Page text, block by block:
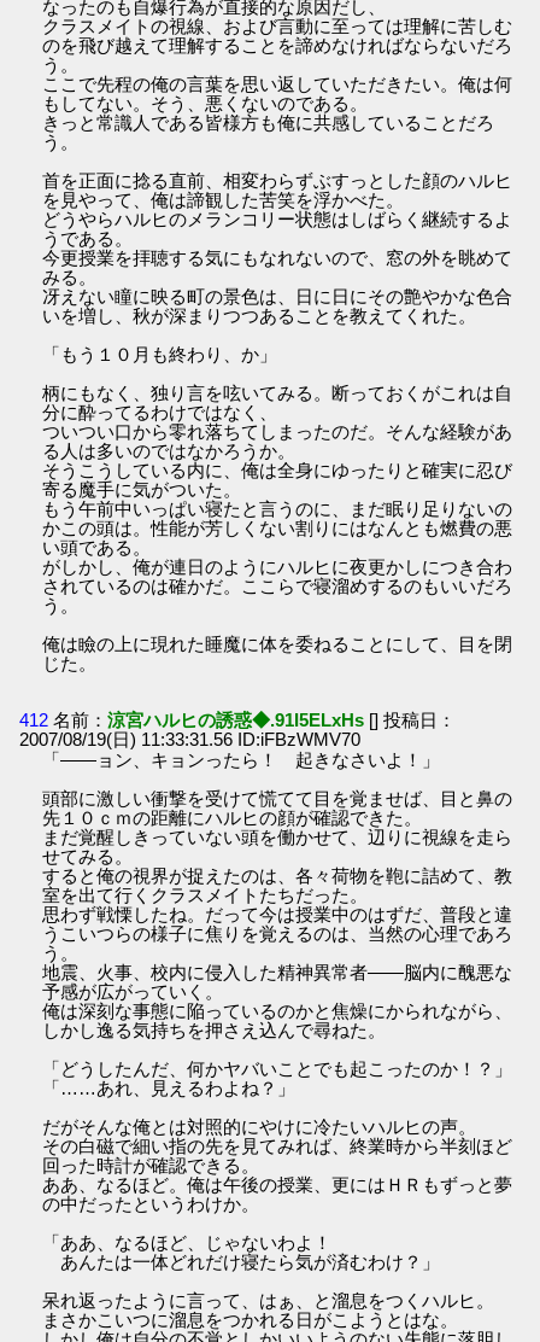
なったのも自爆行為が直接的な原因だし、
クラスメイトの視線、および言動に至っては理解に苦しむ
のを飛び越えて理解することを諦めなければならないだろ
う。
ここで先程の俺の言葉を思い返していただきたい。俺は何
もしてない。そう、悪くないのである。
きっと常識人である皆様方も俺に共感していることだろ
う。
首を正面に捻る直前、相変わらずぶすっとした顔のハルヒ
を見やって、俺は諦観した苦笑を浮かべた。
どうやらハルヒのメランコリー状態はしばらく継続するよ
うである。
今更授業を拝聴する気にもなれないので、窓の外を眺めて
みる。
冴えない瞳に映る町の景色は、日に日にその艶やかな色合
いを増し、秋が深まりつつあることを教えてくれた。
「もう１０月も終わり、か」
柄にもなく、独り言を呟いてみる。断っておくがこれは自
分に酔ってるわけではなく、
ついつい口から零れ落ちてしまったのだ。そんな経験があ
る人は多いのではなかろうか。
そうこうしている内に、俺は全身にゆったりと確実に忍び
寄る魔手に気がついた。
もう午前中いっぱい寝たと言うのに、まだ眠り足りないの
かこの頭は。性能が芳しくない割りにはなんとも燃費の悪
い頭である。
がしかし、俺が連日のようにハルヒに夜更かしにつき合わ
されているのは確かだ。ここらで寝溜めするのもいいだろ
う。
俺は瞼の上に現れた睡魔に体を委ねることにして、目を閉
じた。
412 名前：涼宮ハルヒの誘惑◆.91I5ELxHs [] 投稿日：
2007/08/19(日) 11:33:31.56 ID:iFBzWMV70
「――ョン、キョンったら！ 起きなさいよ！」
頭部に激しい衝撃を受けて慌てて目を覚ませば、目と鼻の
先１０ｃｍの距離にハルヒの顔が確認できた。
まだ覚醒しきっていない頭を働かせて、辺りに視線を走ら
せてみる。
すると俺の視界が捉えたのは、各々荷物を鞄に詰めて、教
室を出て行くクラスメイトたちだった。
思わず戦慄したね。だって今は授業中のはずだ、普段と違
うこいつらの様子に焦りを覚えるのは、当然の心理であろ
う。
地震、火事、校内に侵入した精神異常者――脳内に醜悪な
予感が広がっていく。
俺は深刻な事態に陥っているのかと焦燥にかられながら、
しかし逸る気持ちを押さえ込んで尋ねた。
「どうしたんだ、何かヤバいことでも起こったのか！？」
「……あれ、見えるわよね？」
だがそんな俺とは対照的にやけに冷たいハルヒの声。
その白磁で細い指の先を見てみれば、終業時から半刻ほど
回った時計が確認できる。
ああ、なるほど。俺は午後の授業、更にはＨＲもずっと夢
の中だったというわけか。
「ああ、なるほど、じゃないわよ！
あんたは一体どれだけ寝たら気が済むわけ？」
呆れ返ったように言って、はぁ、と溜息をつくハルヒ。
まさかこいつに溜息をつかれる日がこようとはな。